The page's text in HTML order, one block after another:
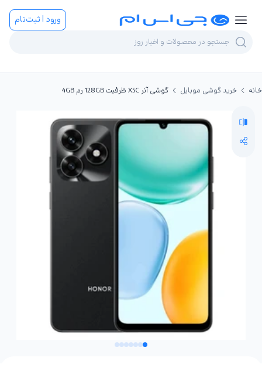
ورود | ثبت‌نام
خانه خرید گوشی موبایل گوشی آنر X5C ظرفیت 128GB رم 4GB